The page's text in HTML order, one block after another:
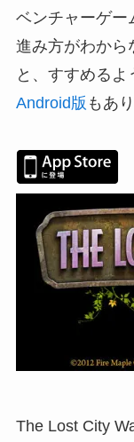
ベンチャーゲー
進み方がわから
と、すすめるよ
Android版 もあ
The Lost City